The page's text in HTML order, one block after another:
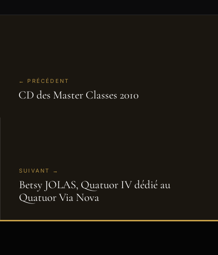
← PRÉCÉDENT
CD des Master Classes 2010
SUIVANT →
Betsy JOLAS, Quatuor IV dédié au
Quatuor Via Nova